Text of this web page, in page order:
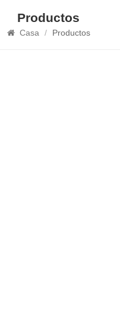
Productos
Casa / Productos